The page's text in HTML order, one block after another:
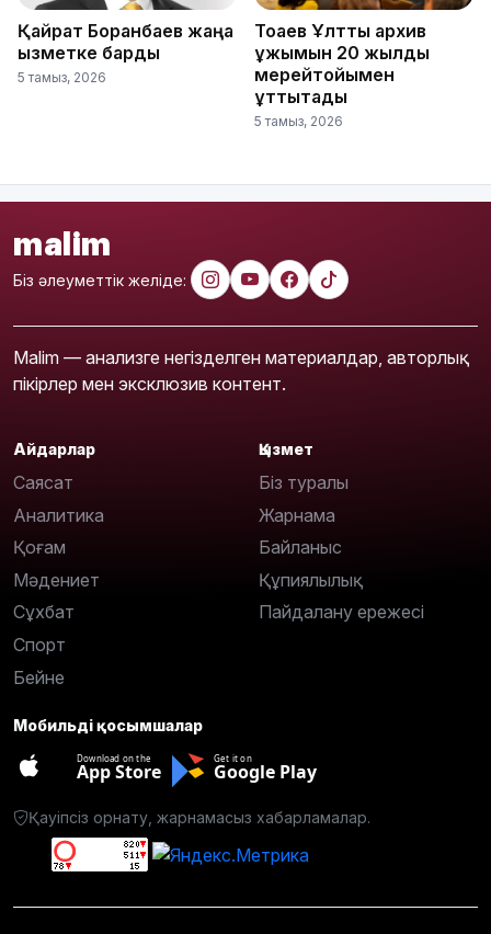
Қайрат Боранбаев жаңа
қызметке барды
5 тамыз, 2026
Тоқаев Ұлттық архив
ұжымын 20 жылдық
мерейтойымен
құттықтады
5 тамыз, 2026
malim
Біз әлеуметтік желіде:
Malim — анализге негізделген материалдар, авторлық
пікірлер мен эксклюзив контент.
Айдарлар
Саясат
Аналитика
Қоғам
Мәдениет
Сұхбат
Спорт
Бейне
Қызмет
Біз туралы
Жарнама
Байланыс
Құпиялылық
Пайдалану ережесі
Мобильді қосымшалар
Download on the
App Store
Get it on
Google Play
Қауіпсіз орнату, жарнамасыз хабарламалар.